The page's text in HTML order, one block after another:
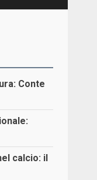
Conte
calcio: il